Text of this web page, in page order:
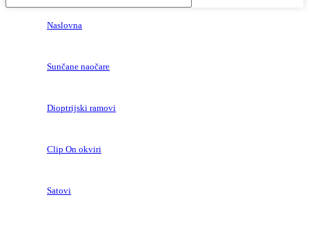
Naslovna
Sunčane naočare
Dioptrijski ramovi
Clip On okviri
Satovi